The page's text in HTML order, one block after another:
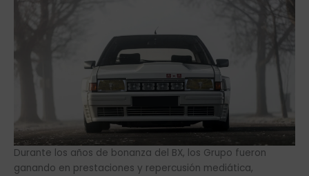
Durante los años de bonanza del BX, los Grupo fueron
ganando en prestaciones y repercusión mediática,